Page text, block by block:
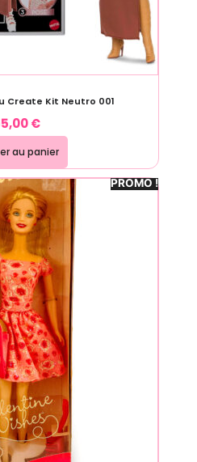
Create Kit Neutro 001
€
au panier
PROMO !